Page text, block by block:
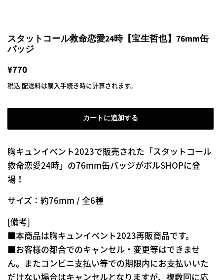
スタットコール救命恋愛24時【宝生哲也】76mm缶
バッジ
通
常
格
¥770
売
格
税込 配送料は購入手続き時に計算されます。
カートに追加する
胸キュンイベント2023で販売された「スタットコール
救命恋愛24時」の76mm缶バッジがボルSHOPに登
場！
サイズ：約76mm / 全6種
[備考]
■本商品は胸キュンイベント2023再販商品です。
■お客様の都合でのキャンセル・変更等はできませ
ん。またコンビニ支払い等での期限内にお支払いいた
だけない場合はキャンセルとなりますが、複数回に応